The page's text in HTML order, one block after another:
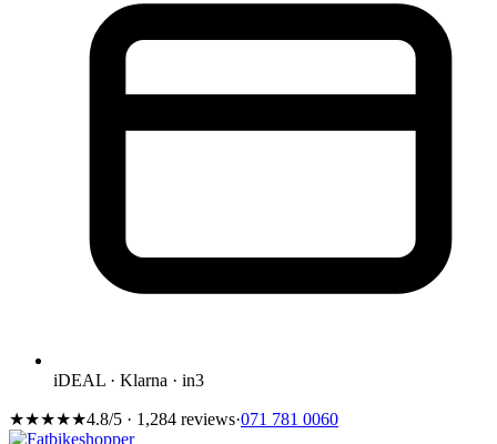
iDEAL · Klarna · in3
★★★★★4.8/5 · 1,284 reviews·071 781 0060